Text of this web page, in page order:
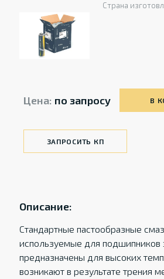
Страна
Цена: по запросу В
ЗАПРОСИТЬ КП
Описание:
Стандартные пастообразные
используемые для подшипников
предназначены для высоких
возникают в результате трения